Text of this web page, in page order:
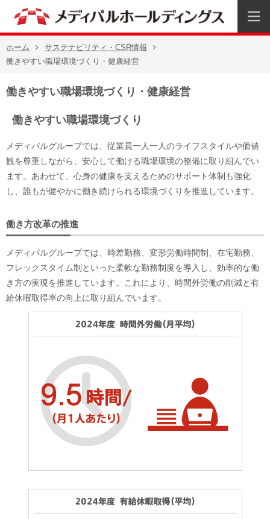
ホーム
サステナビリティ・CSR情報
働きやすい職場環境づくり・健康経営
働きやすい職場環境づくり・健康経営
働きやすい職場環境づくり
メディパルグループでは、従業員一人一人のライフスタイルや価値
観を尊重しながら、安心して働ける職場環境の整備に取り組んでい
ます。あわせて、心身の健康を支えるためのサポート体制も強化
し、誰もが健やかに働き続けられる環境づくりを推進しています。
働き方改革の推進
メディパルグループでは、時差勤務、変形労働時間制、在宅勤務、
フレックスタイム制といった柔軟な勤務制度を導入し、効率的な働
き方の実現を推進しています。これにより、時間外労働の削減と有
給休暇取得率の向上に取り組んでいます。